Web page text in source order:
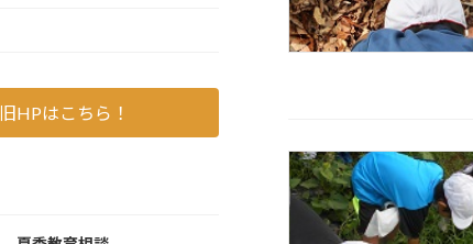
旧HPはこちら！